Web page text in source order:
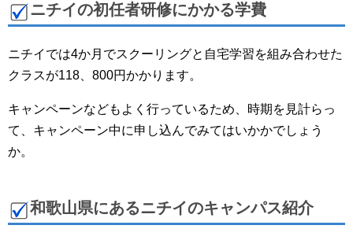
ニチイの初任者研修にかかる学費
ニチイでは4か月でスクーリングと自宅学習を組み合わせた
クラスが118、800円かかります。
キャンペーンなどもよく行っているため、時期を見計らっ
て、キャンペーン中に申し込んでみてはいかかでしょう
か。
和歌山県にあるニチイのキャンパス紹介